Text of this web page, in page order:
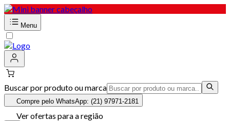
Menu
Buscar por produto ou marca
Compre pelo WhatsApp: (21) 97971-2181
Ver ofertas para a região